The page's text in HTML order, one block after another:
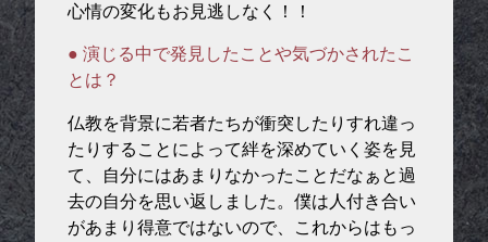
心情の変化もお見逃しなく！！
● 演じる中で発見したことや気づかされたこ
とは？
仏教を背景に若者たちが衝突したりすれ違っ
たりすることによって絆を深めていく姿を見
て、自分にはあまりなかったことだなぁと過
去の自分を思い返しました。僕は人付き合い
があまり得意ではないので、これからはもっ